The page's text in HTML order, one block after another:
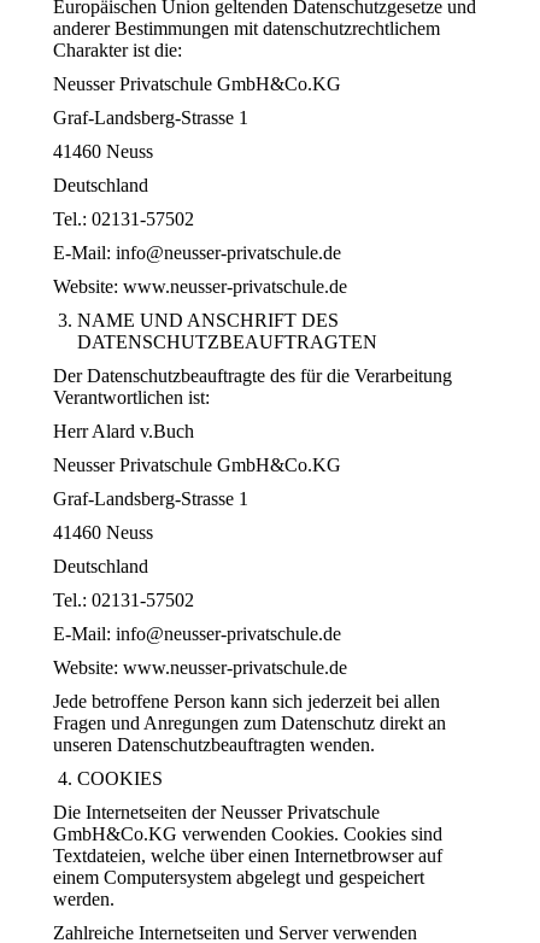
Europäischen Union geltenden Datenschutzgesetze und
anderer Bestimmungen mit datenschutzrechtlichem
Charakter ist die:
Neusser Privatschule GmbH&Co.KG
Graf-Landsberg-Strasse 1
41460 Neuss
Deutschland
Tel.: 02131-57502
E-Mail: info@neusser-privatschule.de
Website: www.neusser-privatschule.de
NAME UND ANSCHRIFT DES
DATENSCHUTZBEAUFTRAGTEN
Der Datenschutzbeauftragte des für die Verarbeitung
Verantwortlichen ist:
Herr Alard v.Buch
Neusser Privatschule GmbH&Co.KG
Graf-Landsberg-Strasse 1
41460 Neuss
Deutschland
Tel.: 02131-57502
E-Mail: info@neusser-privatschule.de
Website: www.neusser-privatschule.de
Jede betroffene Person kann sich jederzeit bei allen
Fragen und Anregungen zum Datenschutz direkt an
unseren Datenschutzbeauftragten wenden.
COOKIES
Die Internetseiten der Neusser Privatschule
GmbH&Co.KG verwenden Cookies. Cookies sind
Textdateien, welche über einen Internetbrowser auf
einem Computersystem abgelegt und gespeichert
werden.
Zahlreiche Internetseiten und Server verwenden